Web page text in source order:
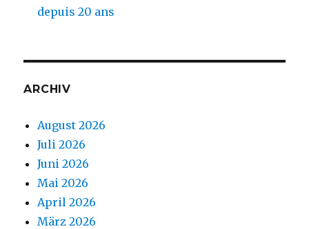
depuis 20 ans
ARCHIV
August 2026
Juli 2026
Juni 2026
Mai 2026
April 2026
März 2026